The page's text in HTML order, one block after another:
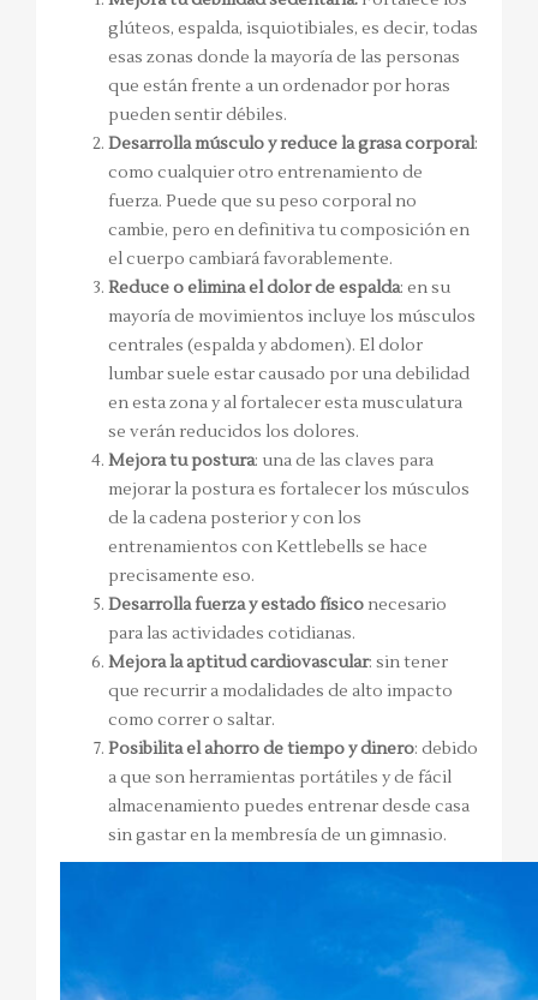
glúteos, espalda, isquiotibiales, es decir, todas
esas zonas donde la mayoría de las personas
que están frente a un ordenador por horas
pueden sentir débiles.
Desarrolla músculo y reduce la grasa corporal:
como cualquier otro entrenamiento de
fuerza. Puede que su peso corporal no
cambie, pero en definitiva tu composición en
el cuerpo cambiará favorablemente.
Reduce o elimina el dolor de espalda: en su
mayoría de movimientos incluye los músculos
centrales (espalda y abdomen). El dolor
lumbar suele estar causado por una debilidad
en esta zona y al fortalecer esta musculatura
se verán reducidos los dolores.
Mejora tu postura: una de las claves para
mejorar la postura es fortalecer los músculos
de la cadena posterior y con los
entrenamientos con Kettlebells se hace
precisamente eso.
Desarrolla fuerza y estado físico necesario
para las actividades cotidianas.
Mejora la aptitud cardiovascular: sin tener
que recurrir a modalidades de alto impacto
como correr o saltar.
Posibilita el ahorro de tiempo y dinero: debido
a que son herramientas portátiles y de fácil
almacenamiento puedes entrenar desde casa
sin gastar en la membresía de un gimnasio.